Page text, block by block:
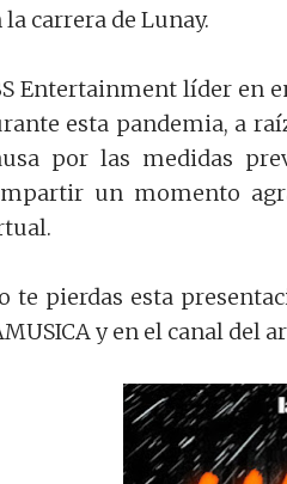
la carrera de Lunay.
Entertainment líder en
esta pandemia, a
por las medidas
un momento
te pierdas esta
y en el canal del